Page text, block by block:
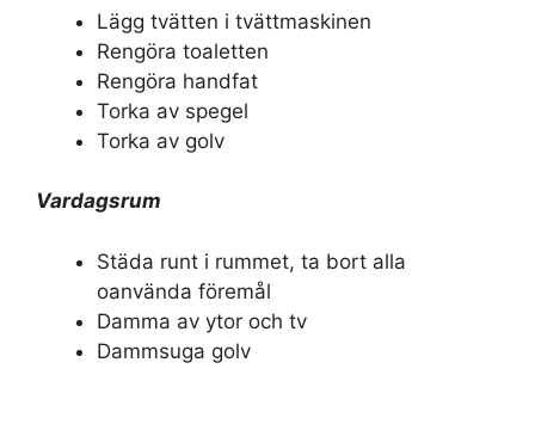
Lägg tvätten i tvättmaskinen
Rengöra toaletten
Rengöra handfat
Torka av spegel
Torka av golv
Vardagsrum
Städa runt i rummet, ta bort alla
oanvända föremål
Damma av ytor och tv
Dammsuga golv